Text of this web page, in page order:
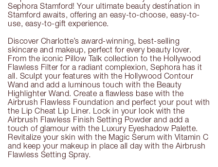
Sephora Stamford! Your ultimate beauty destination in
Stamford awaits, offering an easy-to-choose, easy-to-
use, easy-to-gift experience.
Discover Charlotte’s award-winning, best-selling
skincare and makeup, perfect for every beauty lover.
From the iconic Pillow Talk collection to the Hollywood
Flawless Filter for a radiant complexion, Sephora has it
all. Sculpt your features with the Hollywood Contour
Wand and add a luminous touch with the Beauty
Highlighter Wand. Create a flawless base with the
Airbrush Flawless Foundation and perfect your pout with
the Lip Cheat Lip Liner. Lock in your look with the
Airbrush Flawless Finish Setting Powder and add a
touch of glamour with the Luxury Eyeshadow Palette.
Revitalize your skin with the Magic Serum with Vitamin C
and keep your makeup in place all day with the Airbrush
Flawless Setting Spray.